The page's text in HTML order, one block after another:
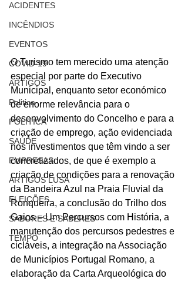
ACIDENTES
INCÊNDIOS
EVENTOS
COVID-19
ARTIGOS
Politica
POLITICA
SAÚDE
EMPRESAS
ARTIGOS LUSA
ELEIÇÕES
SABORES E SABERES
TEMPO
O Turismo tem merecido uma atenção
especial por parte do Executivo
Municipal, enquanto setor económico
de enorme relevância para o
desenvolvimento do Concelho e para a
criação de emprego, ação evidenciada
nos investimentos que têm vindo a ser
concretizados, de que é exemplo a
criação de condições para a renovação
da Bandeira Azul na Praia Fluvial da
Ronqueira, a conclusão do Trilho dos
Gaios – Um Percursos com História, a
manutenção dos percursos pedestres e
cicláveis, a integração na Associação
de Municípios Portugal Romano, a
elaboração da Carta Arqueológica do